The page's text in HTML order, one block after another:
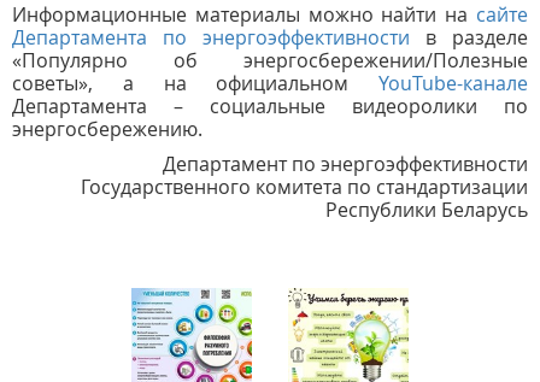
Информационные материалы можно найти на сайте
Департамента по энергоэффективности в разделе
«Популярно об энергосбережении/Полезные
советы», а на официальном YouTube-канале
Департамента – социальные видеоролики по
энергосбережению.
Департамент по энергоэффективности
Государственного комитета по стандартизации
Республики Беларусь